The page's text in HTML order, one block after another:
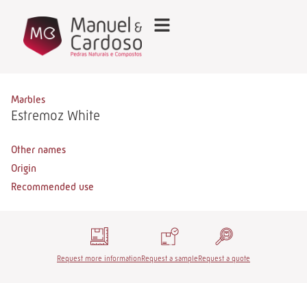
Marbles
Estremoz White
Other names
Origin
Recommended use
Request more informationRequest a sampleRequest a quote